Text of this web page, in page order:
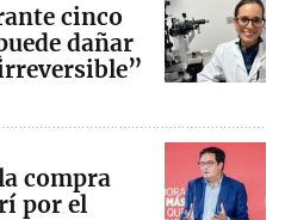
cinco
dañar
compra
por el